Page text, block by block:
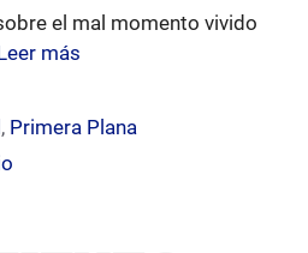
el mal momento vivido
más
, Primera Plana